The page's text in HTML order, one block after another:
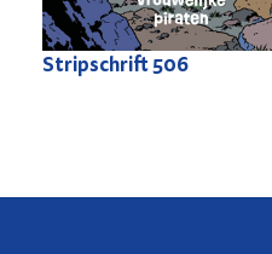
Stripschrift506